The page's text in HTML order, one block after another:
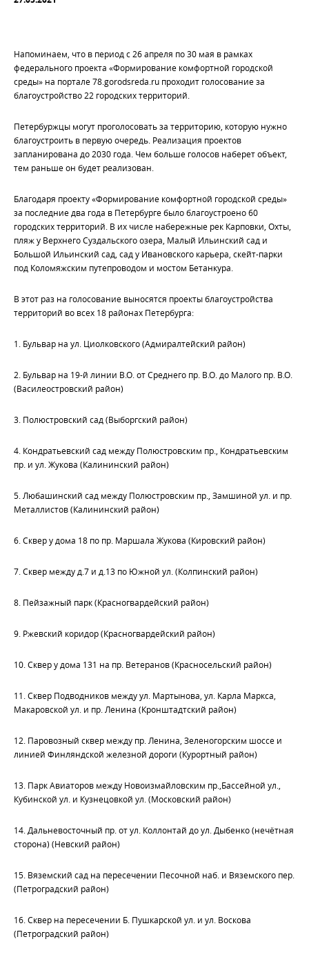
Напоминаем, что в период с 26 апреля по 30 мая в рамках
федерального проекта «Формирование комфортной городской
среды» на портале 78.gorodsreda.ru проходит голосование за
благоустройство 22 городских территорий.
Петербуржцы могут проголосовать за территорию, которую нужно
благоустроить в первую очередь. Реализация проектов
запланирована до 2030 года. Чем больше голосов наберет объект,
тем раньше он будет реализован.
Благодаря проекту «Формирование комфортной городской среды»
за последние два года в Петербурге было благоустроено 60
городских территорий. В их числе набережные рек Карповки, Охты,
пляж у Верхнего Суздальского озера, Малый Ильинский сад и
Большой Ильинский сад, сад у Ивановского карьера, скейт-парки
под Коломяжским путепроводом и мостом Бетанкура.
В этот раз на голосование выносятся проекты благоустройства
территорий во всех 18 районах Петербурга:
1. Бульвар на ул. Циолковского (Адмиралтейский район)
2. Бульвар на 19-й линии В.О. от Среднего пр. В.О. до Малого пр. В.О.
(Василеостровский район)
3. Полюстровский сад (Выборгский район)
4. Кондратьевский сад между Полюстровским пр., Кондратьевским
пр. и ул. Жукова (Калининский район)
5. Любашинский сад между Полюстровским пр., Замшиной ул. и пр.
Металлистов (Калининский район)
6. Сквер у дома 18 по пр. Маршала Жукова (Кировский район)
7. Сквер между д.7 и д.13 по Южной ул. (Колпинский район)
8. Пейзажный парк (Красногвардейский район)
9. Ржевский коридор (Красногвардейский район)
10. Сквер у дома 131 на пр. Ветеранов (Красносельский район)
11. Сквер Подводников между ул. Мартынова, ул. Карла Маркса,
Макаровской ул. и пр. Ленина (Кронштадтский район)
12. Паровозный сквер между пр. Ленина, Зеленогорским шоссе и
линией Финляндской железной дороги (Курортный район)
13. Парк Авиаторов между Новоизмайловским пр.,Бассейной ул.,
Кубинской ул. и Кузнецовкой ул. (Московский район)
14. Дальневосточный пр. от ул. Коллонтай до ул. Дыбенко (нечётная
сторона) (Невский район)
15. Вяземский сад на пересечении Песочной наб. и Вяземского пер.
(Петроградский район)
16. Сквер на пересечении Б. Пушкарской ул. и ул. Воскова
(Петроградский район)